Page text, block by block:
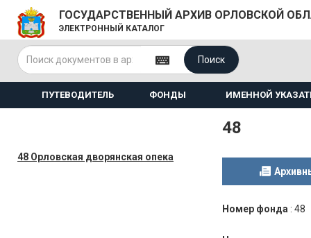
ГОСУДАРСТВЕННЫЙ АРХИВ ОРЛОВСКОЙ
ЭЛЕКТРОННЫЙ КАТАЛОГ
Поиск
ПУТЕВОДИТЕЛЬ ФОНДЫ ИМЕННОЙ
48 Орловская дворянская опека
48
Номер фонда : 48